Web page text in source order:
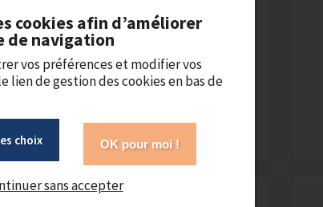
Bagues Lot de 12
19,95 €
cookies afin d’améliorer
de navigation
vos préférences et modifier vos
lien de gestion des cookies en bas de
choix OK pour moi !
sans accepter